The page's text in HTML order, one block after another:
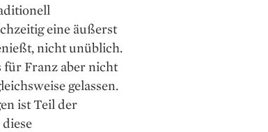
eine äußerst
nicht unüblich.
für Franz aber nicht
gelassen.
ist Teil der